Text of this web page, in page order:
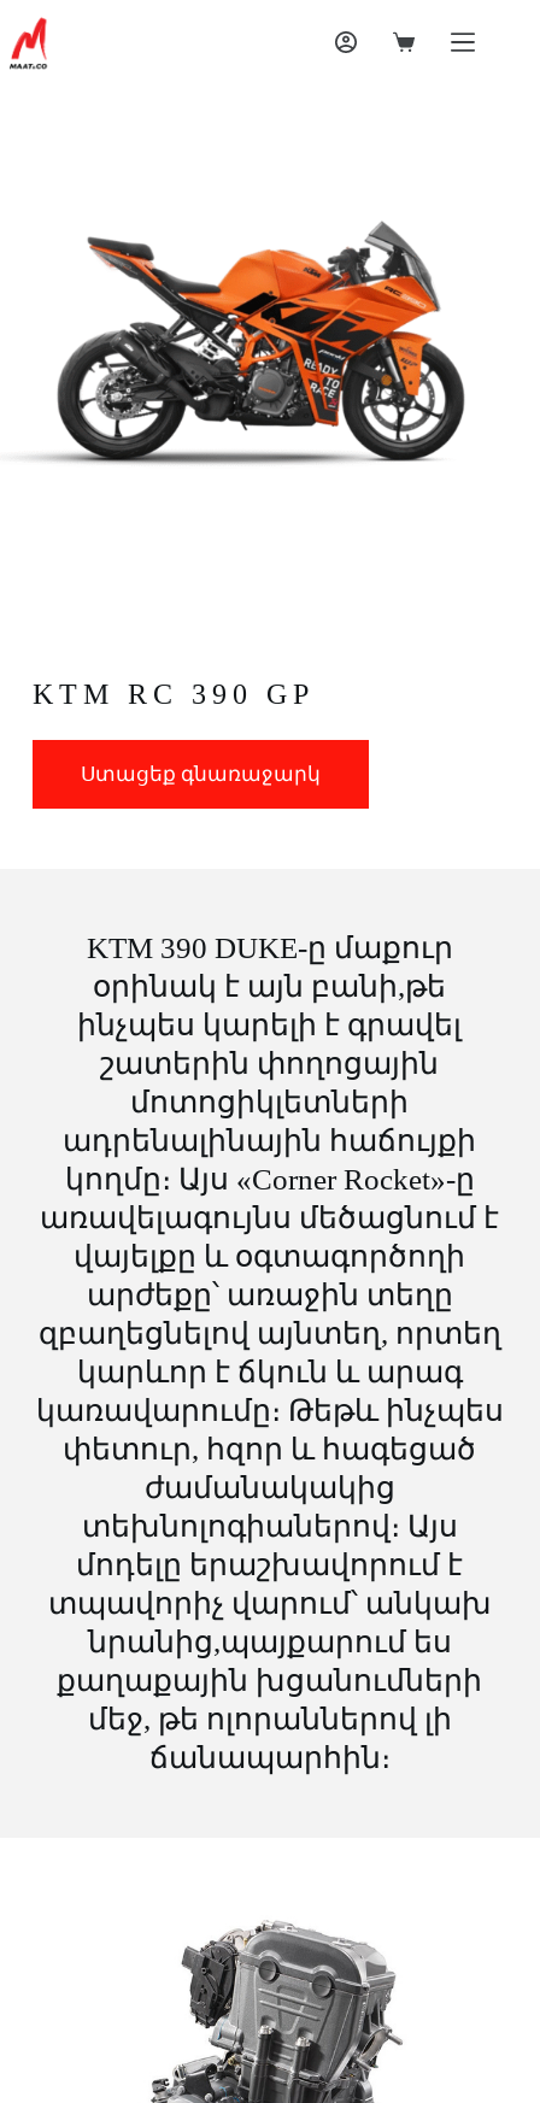
KTM RC 390 GP
Ստացեք գնառաջարկ
KTM 390 DUKE-ը մաքուր
օրինակ է այն բանի,թե
ինչպես կարելի է գրավել
շատերին փողոցային
մոտոցիկլետների
ադրենալինային հաճույքի
կողմը։ Այս «Corner Rocket»-ը
առավելագույնս մեծացնում է
վայելքը և օգտագործողի
արժեքը՝ առաջին տեղը
զբաղեցնելով այնտեղ, որտեղ
կարևոր է ճկուն և արագ
կառավարումը։ Թեթև ինչպես
փետուր, հզոր և հագեցած
ժամանակակից
տեխնոլոգիաներով։ Այս
մոդելը երաշխավորում է
տպավորիչ վարում՝ անկախ
նրանից,պայքարում ես
քաղաքային խցանումների
մեջ, թե ոլորաններով լի
ճանապարհին։